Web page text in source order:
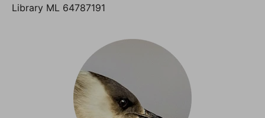
Library ML 64787191